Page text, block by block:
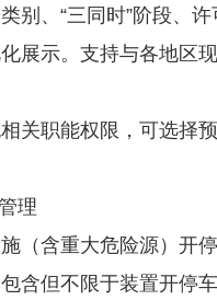
别、“三同时”阶段、
展示。支持与各地区
关职能权限，可选择
理
（含重大危险源）开
含但不限于装置开停